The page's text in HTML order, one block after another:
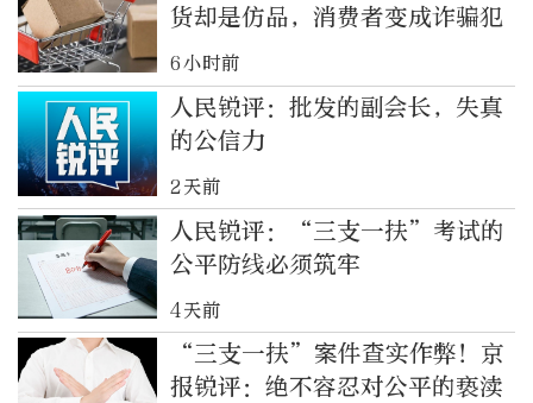
货却是仿品，消费者变成诈骗犯
6小时前
人民锐评：批发的副会长，失真
的公信力
2天前
人民锐评：“三支一扶”考试的
公平防线必须筑牢
4天前
“三支一扶”案件查实作弊！京
报锐评：绝不容忍对公平的亵渎